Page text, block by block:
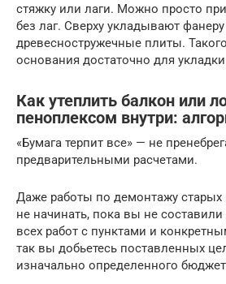
стяжку или лаги. Можно просто
без лаг. Сверху укладывают
древесностружечные плиты.
основания достаточно для
Как утеплить балкон или
пеноплексом внутри:
«Бумага терпит все» — не
предварительными расчетами.
Даже работы по демонтажу старых
не начинать, пока вы не
всех работ с пунктами и
так вы добьетесь поставленных
изначально определенного